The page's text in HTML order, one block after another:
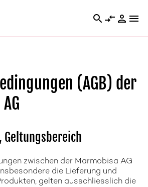
search compare_arrows person menu
(AGB) der
Geltungsbereich
zwischen der Marmobisa AG
die Lieferung und
gelten ausschliesslich die